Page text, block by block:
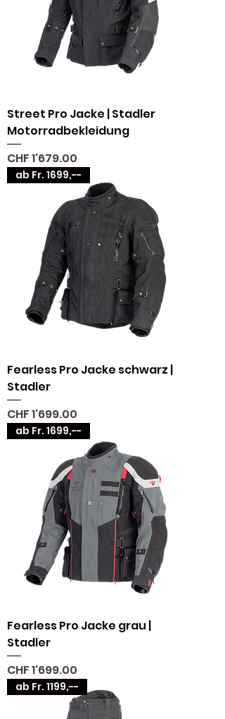
Street Pro Jacke | Stadler
Motorradbekleidung
Preis
CHF 1'679.00
ab Fr. 1699,--
Fearless Pro Jacke schwarz |
Stadler
Preis
CHF 1'699.00
ab Fr. 1699,--
Fearless Pro Jacke grau |
Stadler
Preis
CHF 1'699.00
ab Fr. 1199,--